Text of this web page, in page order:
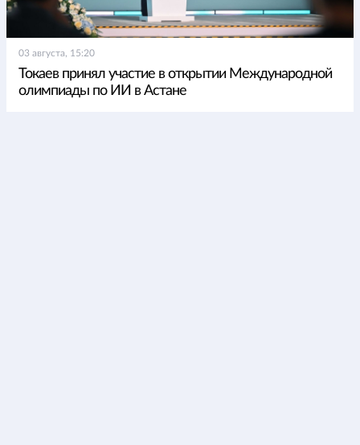
03 августа, 15:20
Токаев принял участие в открытии Международной
олимпиады по ИИ в Астане